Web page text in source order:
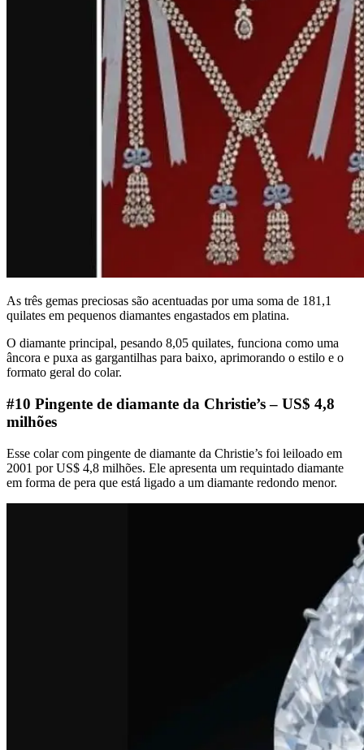
As três gemas preciosas são acentuadas por uma soma de 181,1
quilates em pequenos diamantes engastados em platina.
O diamante principal, pesando 8,05 quilates, funciona como uma
âncora e puxa as gargantilhas para baixo, aprimorando o estilo e o
formato geral do colar.
#10 Pingente de diamante da Christie’s – US$ 4,8
milhões
Esse colar com pingente de diamante da Christie’s foi leiloado em
2001 por US$ 4,8 milhões. Ele apresenta um requintado diamante
em forma de pera que está ligado a um diamante redondo menor.